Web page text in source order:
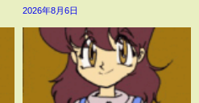
2026年8月6日